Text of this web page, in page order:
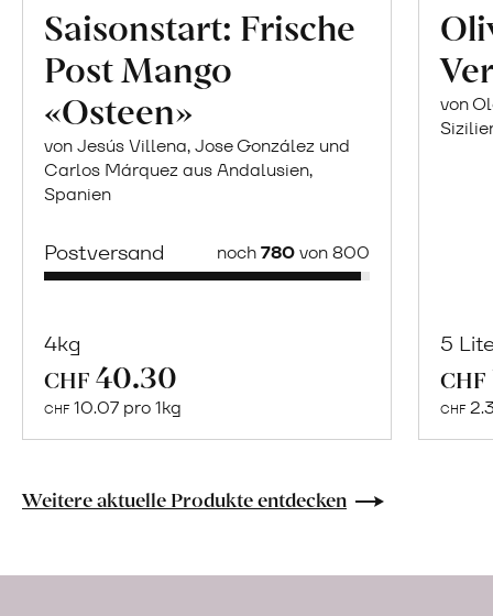
Saisonstart: Frische
Post Mango
«Osteen»
von Jesús Villena, Jose González und
Carlos Márquez aus Andalusien,
Spanien
Postversand noch780von 800
4kg
CHF 40.30
CHF 10.07 pro 1kg
Naturbelassene
Lebensmittel
von
5
CHF
CHF
Weitere aktuelle Produkte entdecken